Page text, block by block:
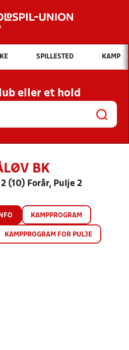
Hvad vil du søge efter?
INDHOLD OG NYHEDER
KLUBBER OG
HOLD
SPILLESTED KAMP
eller et hold
BK
(10) Forår, Pulje 2
INFO KAMPPROGRAM
KAMPPROGRAM FOR PULJE